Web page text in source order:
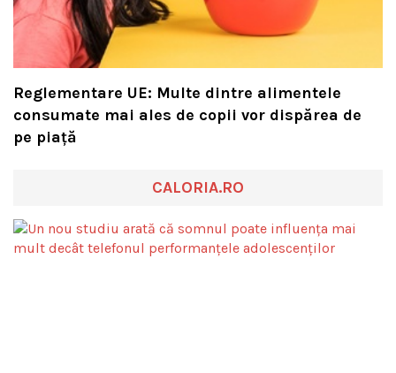
Reglementare UE: Multe dintre alimentele
consumate mai ales de copii vor dispărea de
pe piață
CALORIA.RO